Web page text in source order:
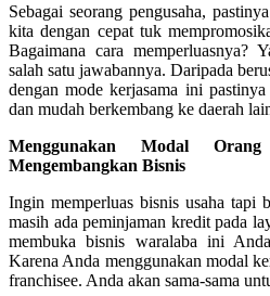
Sebagai seorang pengusaha,
kita dengan cepat tuk
Bagaimana cara memperluasnya?
salah satu jawabannya. Daripada
dengan mode kerjasama ini
dan mudah berkembang ke daerah
Menggunakan Modal
Mengembangkan Bisnis
Ingin memperluas bisnis usaha tapi
masih ada peminjaman kredit pada
membuka bisnis waralaba ini
Karena Anda menggunakan modal
franchisee. Anda akan sama-sama